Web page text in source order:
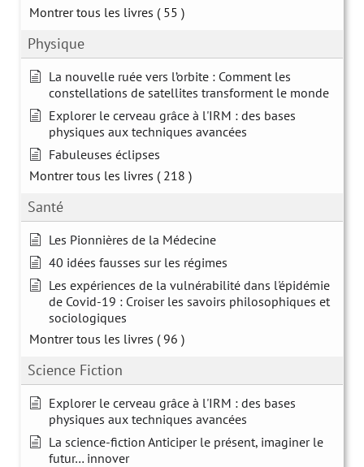
Montrer tous les livres ( 55 )
Physique
La nouvelle ruée vers l’orbite : Comment les
constellations de satellites transforment le monde
Explorer le cerveau grâce à l'IRM : des bases
physiques aux techniques avancées
Fabuleuses éclipses
Montrer tous les livres ( 218 )
Santé
Les Pionnières de la Médecine
40 idées fausses sur les régimes
Les expériences de la vulnérabilité dans l'épidémie
de Covid-19 : Croiser les savoirs philosophiques et
sociologiques
Montrer tous les livres ( 96 )
Science Fiction
Explorer le cerveau grâce à l'IRM : des bases
physiques aux techniques avancées
La science-fiction Anticiper le présent, imaginer le
futur… innover